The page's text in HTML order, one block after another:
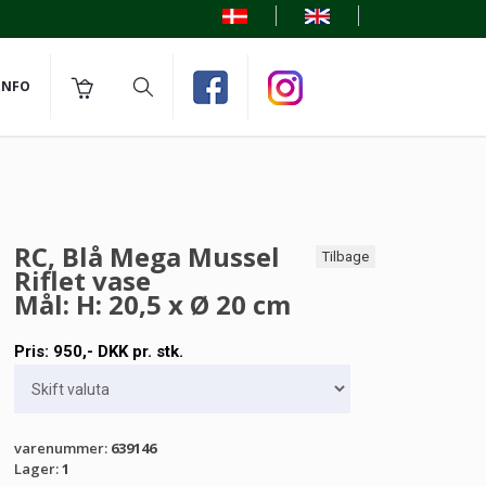
Tilbage
RC, Blå Mega Mussel
Riflet vase
Mål: H: 20,5 x Ø 20 cm
Pris: 950,- DKKpr. stk.
varenummer: 639146
Lager:1